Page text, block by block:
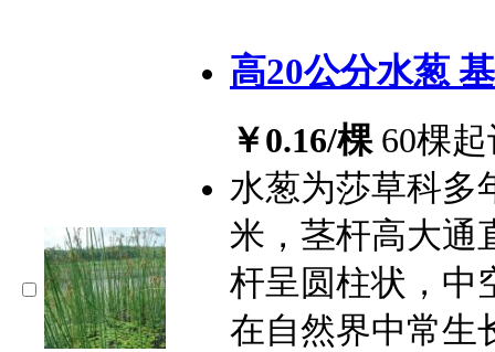
高20公分水葱
￥0.16/棵 60棵
水葱为莎草科多
米，茎杆高大通
杆呈圆柱状，中
在自然界中常生